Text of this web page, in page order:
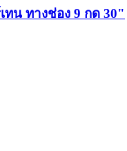
ทน ทางช่อง 9 กด 30"